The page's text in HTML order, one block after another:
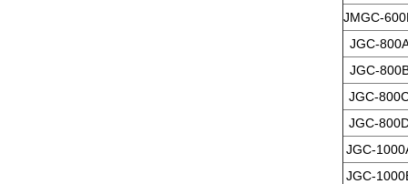
JMGC-
JGC-
JGC-
JGC-
JGC-
JGC-
JGC-